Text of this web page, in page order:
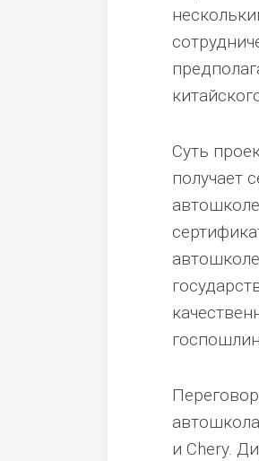
Суть
получает
и Chery.